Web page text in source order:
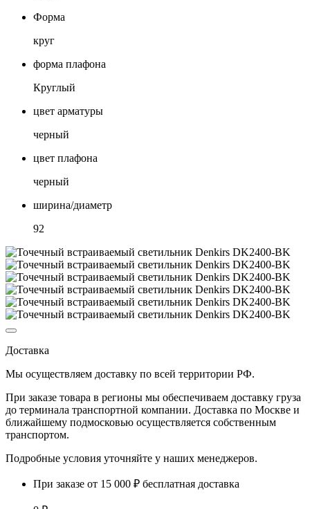
Форма
круг
форма плафона
Круглый
цвет арматуры
черный
цвет плафона
черный
ширина/диаметр
92
Доставка
Мы осуществляем доставку по всей территории РФ.
При заказе товара в регионы мы обеспечиваем доставку груза
до терминала транспортной компании. Доставка по Москве и
ближайшему подмосковью осуществляется собственным
транспортом.
Подробные условия уточняйте у наших менеджеров.
При заказе от 15 000 ₽ бесплатная доставка